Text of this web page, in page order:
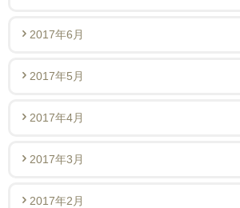
2017年6月
2017年5月
2017年4月
2017年3月
2017年2月